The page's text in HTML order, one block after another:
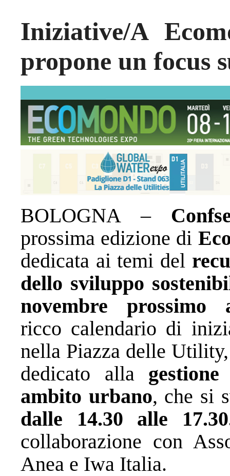
Iniziative/A
propone un focus
BOLOGNA –
prossima edizione di
dedicata ai temi del
dello sviluppo
novembre
ricco calendario di
nella Piazza delle
dedicato alla
ambito urbano, che si
dalle 14.30 alle
collaborazione con
Anea e Iwa Italia.